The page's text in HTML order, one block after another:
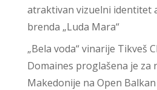
atraktivan vizuelni identitet
brenda „Luda Mara“
„Bela voda“ vinarije Tikveš
Domaines proglašena je za
Makedonije na Open